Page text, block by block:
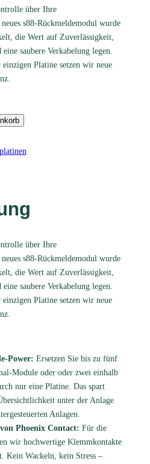
über Ihre
s88-Rückmeldemodul wurde
die Wert auf Zuverlässigkeit,
saubere Verkabelung legen.
Platine setzen wir neue
über Ihre
s88-Rückmeldemodul wurde
die Wert auf Zuverlässigkeit,
saubere Verkabelung legen.
Platine setzen wir neue
Power: Ersetzen Sie bis zu fünf
Module oder oder zwei einhalb
nur eine Platine. Das spart
unter der Anlage
Anlagen.
Phoenix Contact: Für die
wir hochwertige Klemmkontakte
Kein Wackeln, kein Stress –